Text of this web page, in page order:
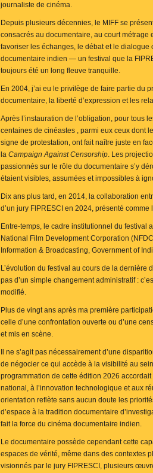
journaliste de cinéma.
Depuis plusieurs décennies, le MIFF se
consacrés au documentaire, au court métrage
favoriser les échanges, le débat et le dialogue
documentaire indien — un festival que la
toujours été un long fleuve tranquille.
En 2004, j’ai eu le privilège de faire partie du
documentaire, la liberté d’expression et les
Après l’instauration de l’obligation, pour tous
centaines de cinéastes , parmi eux ceux dont
signe de protestation, ont fait naître juste en
la Campaign Against Censorship. Les
passionnés sur le rôle du documentaire s’y
étaient visibles, assumées et impossibles à
Dix ans plus tard, en 2014, la collaboration
d’un jury FIPRESCI en 2024, présenté
Entre-temps, le cadre institutionnel du festival
National Film Development Corporation
Information & Broadcasting, Government of
L’évolution du festival au cours de la
pas d’un simple changement administratif :
modifié.
Plus de vingt ans après ma première
celle d’une confrontation ouverte ou d’une
et mis en scène.
Il ne s’agit pas nécessairement d’une
de négocier ce qui accède à la visibilité au
programmation de cette édition 2026
national, à l’innovation technologique et aux
orientation reflète sans aucun doute les
d’espace à la tradition documentaire
fait la force du cinéma documentaire indien.
Le documentaire possède cependant cette
espaces de vérité, même dans des contextes
visionnés par le jury FIPRESCI, plusieurs